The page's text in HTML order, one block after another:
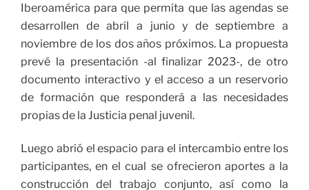
Iberoamérica para que permita que las agendas se
desarrollen de abril a junio y de septiembre a
noviembre de los dos años próximos. La propuesta
prevé la presentación -al finalizar 2023-, de otro
documento interactivo y el acceso a un reservorio
de formación que responderá a las necesidades
propias de la Justicia penal juvenil.
Luego abrió el espacio para el intercambio entre los
participantes, en el cual se ofrecieron aportes a la
construcción del trabajo conjunto, así como la